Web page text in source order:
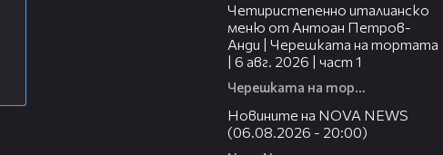
Четиристепенно италианско
меню от Антоан Петров-
Анди | Черешката на тортата
| 6 авг. 2026 | част 1
Черешката на тортата
Новините на NOVA NEWS
(06.08.2026 - 20:00)